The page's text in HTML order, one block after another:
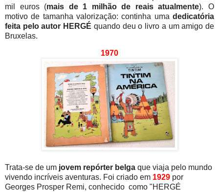
mil euros (mais de 1 milhão de reais atualmente). O
motivo de tamanha valorização: continha uma dedicatória
feita pelo autor HERGÉ quando deu o livro a um amigo de
Bruxelas.
1970
Trata-se de um jovem repórter belga que viaja pelo mundo
vivendo incríveis aventuras. Foi criado em 1929 por
Georges Prosper Remi, conhecido como "HERGÉ